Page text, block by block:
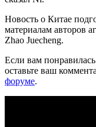
Новость о Китае
материалам авторов
Zhao Juecheng.
Если вам
оставьте ваш
форуме.